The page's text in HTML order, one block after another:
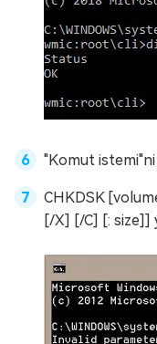
"Komut istemi"ni
CHKDSK
[/X] [/C] [: size]]